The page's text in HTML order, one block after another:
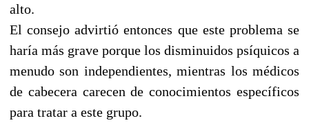
alto.
El consejo advirtió entonces que este problema se
haría más grave porque los disminuidos psíquicos a
menudo son independientes, mientras los médicos
de cabecera carecen de conocimientos específicos
para tratar a este grupo.